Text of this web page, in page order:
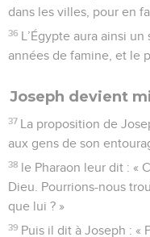
dans les villes, pour en
36 L’Égypte aura ainsi
années de famine, et le
Joseph devient
37 La proposition de
aux gens de son
38 le Pharaon leur dit : «
Dieu. Pourrions-nous
que lui ? »
39 Puis il dit à Joseph : «